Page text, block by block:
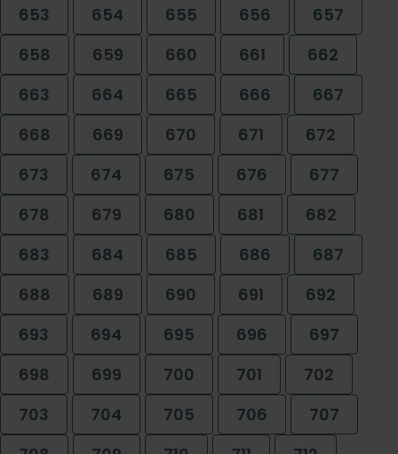
653
654 655 656
657
658
659 660 661
662
663
664 665 666
667
668
669 670 671
672
673
674 675 676
677
678
679 680 681
682
683
684 685 686
687
688
689 690 691
692
693
694 695 696
697
698
699 700 701
702
703
704 705 706
707